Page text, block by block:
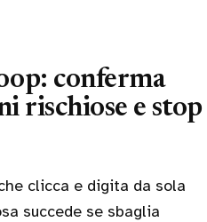
conferma
rischiose e stop
clicca e digita da sola
succede se sbaglia